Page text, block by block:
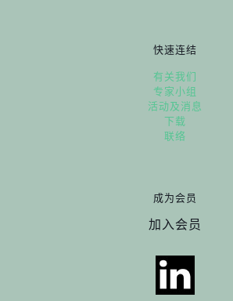
快速连结
有关我们
专家小组
活动及消息
下载
联络
成为会员
加入会员